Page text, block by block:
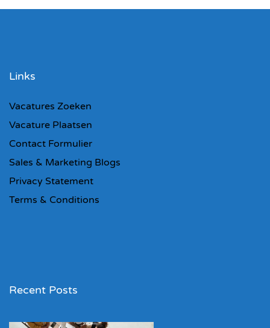
Links
Vacatures Zoeken
Vacature Plaatsen
Contact Formulier
Sales & Marketing Blogs
Privacy Statement
Terms & Conditions
Recent Posts